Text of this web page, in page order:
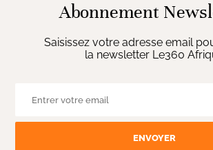
Abonnement
Saisissez votre adresse email
la newsletter Le360
ENVOYER